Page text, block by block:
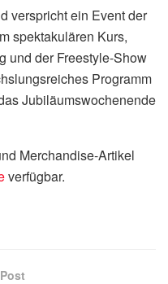
verspricht ein Event der
spektakulären Kurs,
und der Freestyle-Show
Programm
Jubiläumswochenende
Merchandise-Artikel
verfügbar.